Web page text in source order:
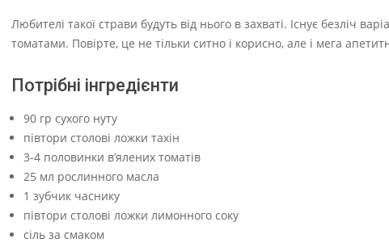
Любителі такої страви будуть від нього в захваті. Існує безліч
томатами. Повірте, це не тільки ситно і корисно, але і мега
Потрібні інгредієнти
90 гр сухого нуту
півтори столові ложки тахін
3-4 половинки в’ялених томатів
25 мл рослинного масла
1 зубчик часнику
півтори столові ложки лимонного соку
сіль за смаком